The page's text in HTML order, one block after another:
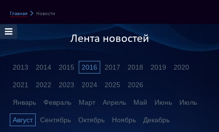
Главная Новости
Лента новостей
2013 2014 2015 2016 2017 2018 2019 2020
2021 2022 2023 2024 2025 2026
Январь Февраль Март Апрель Май Июнь Июль
Август Сентябрь Октябрь Ноябрь Декабрь